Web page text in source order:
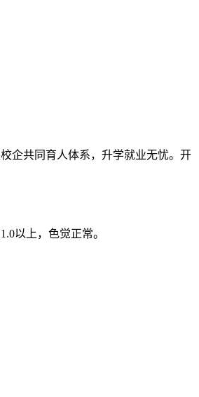
企共同育人体系，升学就业无忧。开
以上，色觉正常。